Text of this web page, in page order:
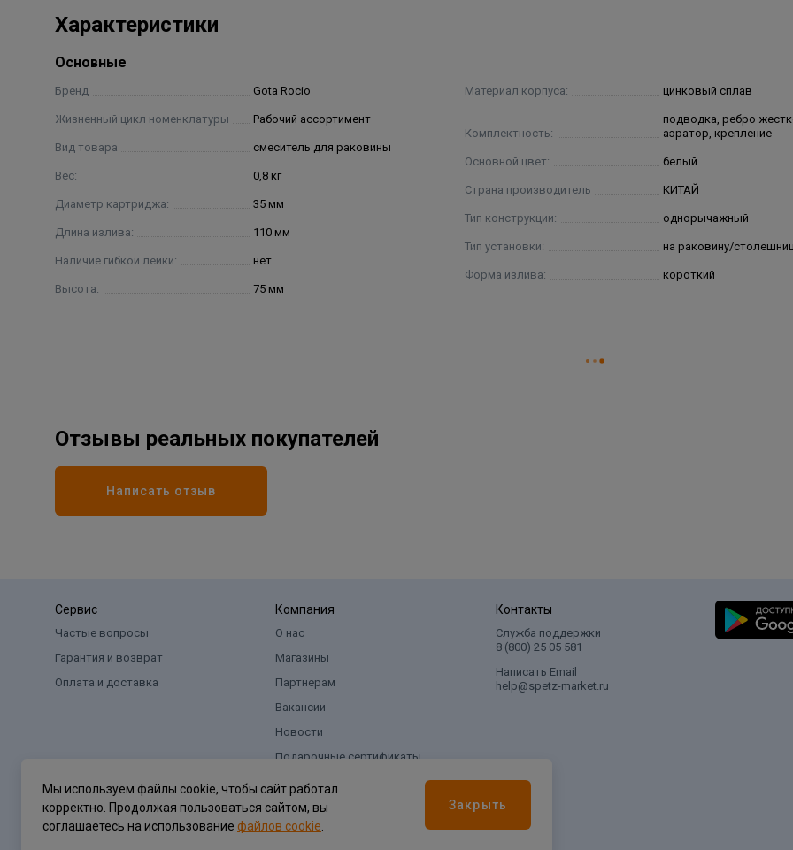
Характеристики
Основные
Бренд Gota Rocio
Жизненный цикл номенклатуры Рабочий ассортимент
Вид товара смеситель для раковины
Вес: 0,8 кг
Диаметр картриджа: 35 мм
Длина излива: 110 мм
Наличие гибкой лейки: нет
Высота: 75 мм
Материал корпуса: цинковый сплав
Комплектность:
подводка, ребро
аэратор, крепление
Основной цвет: белый
Страна производитель КИТАЙ
Тип конструкции: однорычажный
Тип установки: на раковину/
Форма излива: короткий
Отзывы реальных покупателей
Написать отзыв
Сервис
Частые вопросы
Гарантия и возврат
Оплата и доставка
Компания
О нас
Магазины
Партнерам
Вакансии
Новости
Подарочные сертификаты
Контакты
Служба поддержки
8 (800) 25 05 581
Написать Email
help@spetz-market.ru
Мы используем файлы cookie, чтобы сайт работал
корректно. Продолжая пользоваться сайтом, вы
соглашаетесь на использование файлов cookie
Закрыть